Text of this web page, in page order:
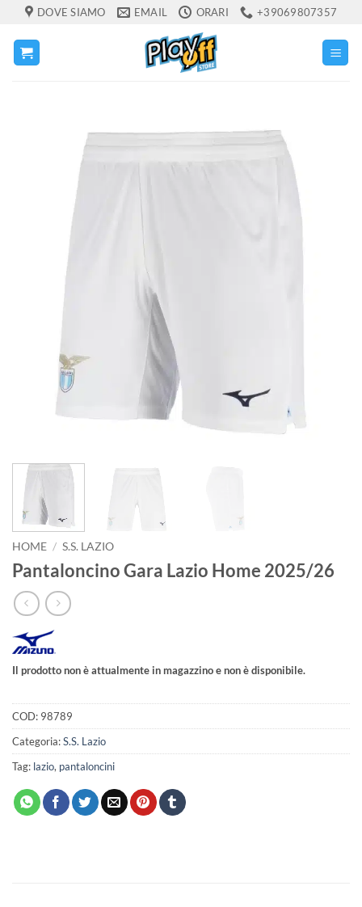
Salta
contenuti
DOVE SIAMO EMAIL ORARI +39069807357
HOME / S.S. LAZIO
Pantaloncino Gara Lazio Home 2025/26
Il prodotto non è attualmente in magazzino e non è disponibile.
COD: 98789
Categoria:S.S. Lazio
Tag: lazio, pantaloncini